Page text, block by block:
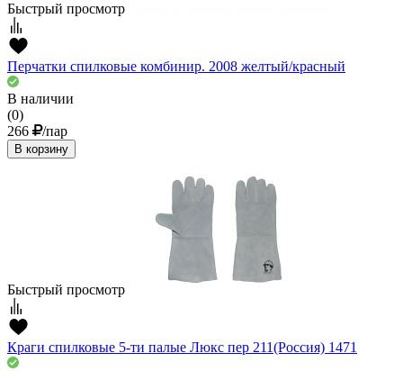
Быстрый просмотр
Перчатки спилковые комбинир. 2008 желтый/красный
В наличии
(0)
266
/пар
В корзину
Быстрый просмотр
Краги спилковые 5-ти палые Люкс пер 211(Россия) 1471